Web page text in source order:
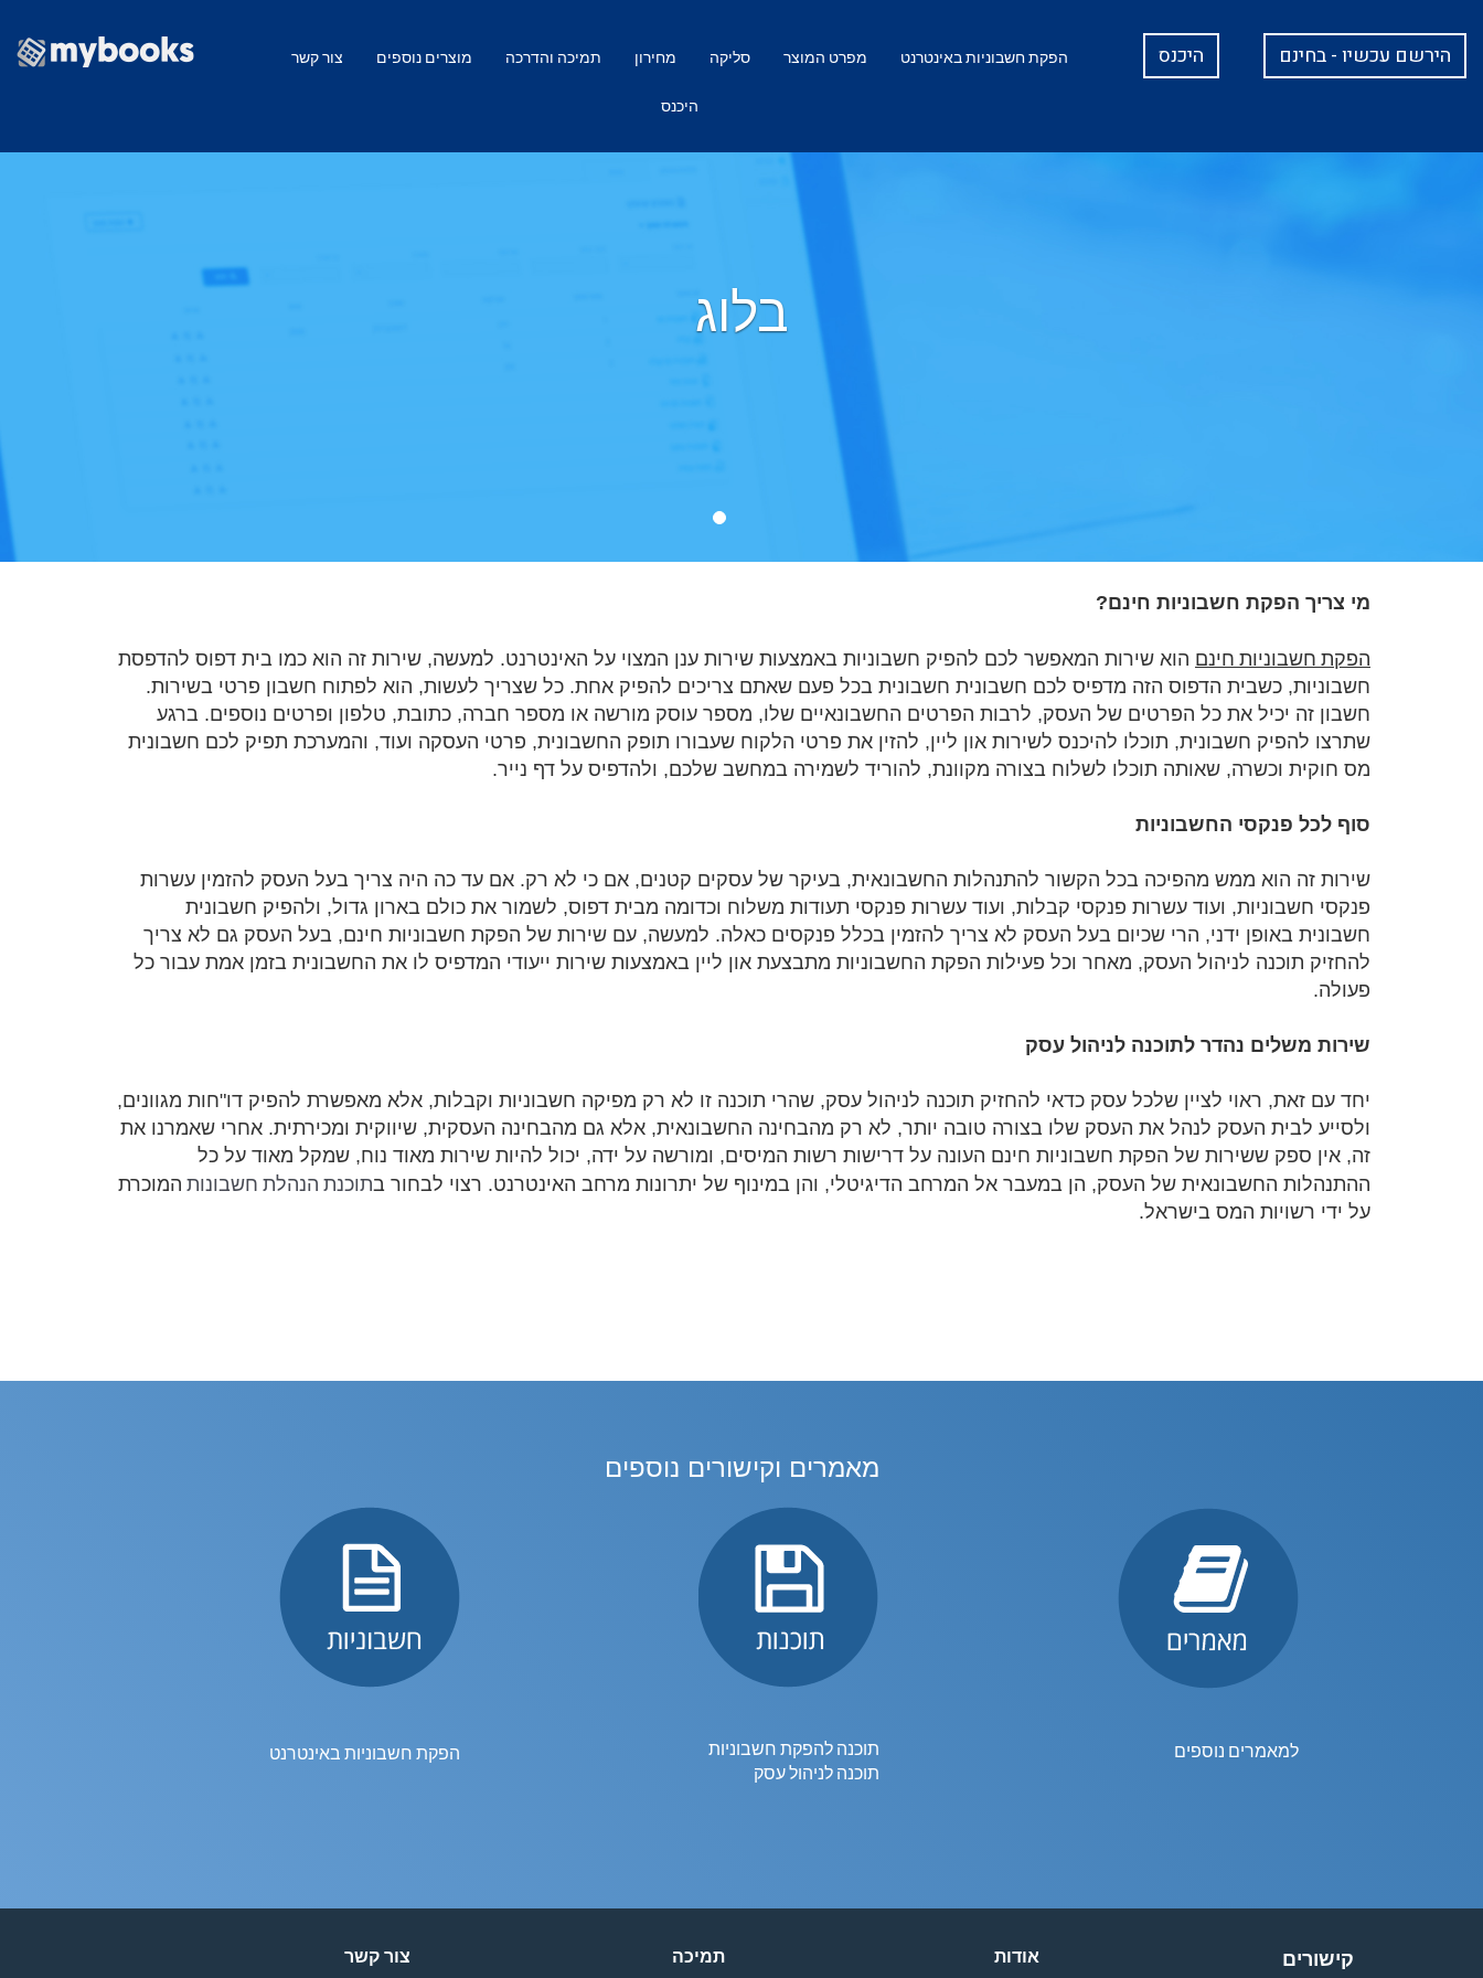
הירשם עכשיו - בחינם היכנס הפקת חשבוניות באינטרנט מפרט המוצר סליקה מחירון תמיכה והדרכה מוצרים נוספים צור קשר
היכנס
בלוג
מי צריך הפקת חשבוניות חינם?
הפקת חשבוניות חינם הוא שירות המאפשר לכם להפיק חשבוניות באמצעות שירות ענן המצוי על האינטרנט. למעשה, שירות זה הוא כמו בית דפוס להדפסת
חשבוניות, כשבית הדפוס הזה מדפיס לכם חשבונית חשבונית בכל פעם שאתם צריכים להפיק אחת. כל שצריך לעשות, הוא לפתוח חשבון פרטי בשירות.
חשבון זה יכיל את כל הפרטים של העסק, לרבות הפרטים החשבונאיים שלו, מספר עוסק מורשה או מספר חברה, כתובת, טלפון ופרטים נוספים. ברגע
שתרצו להפיק חשבונית, תוכלו להיכנס לשירות און ליין, להזין את פרטי הלקוח שעבורו תופק החשבונית, פרטי העסקה ועוד, והמערכת תפיק לכם חשבונית
מס חוקית וכשרה, שאותה תוכלו לשלוח בצורה מקוונת, להוריד לשמירה במחשב שלכם, ולהדפיס על דף נייר.
סוף לכל פנקסי החשבוניות
שירות זה הוא ממש מהפיכה בכל הקשור להתנהלות החשבונאית, בעיקר של עסקים קטנים, אם כי לא רק. אם עד כה היה צריך בעל העסק להזמין עשרות
פנקסי חשבוניות, ועוד עשרות פנקסי קבלות, ועוד עשרות פנקסי תעודות משלוח וכדומה מבית דפוס, לשמור את כולם בארון גדול, ולהפיק חשבונית
חשבונית באופן ידני, הרי שכיום בעל העסק לא צריך להזמין בכלל פנקסים כאלה. למעשה, עם שירות של הפקת חשבוניות חינם, בעל העסק גם לא צריך
להחזיק תוכנה לניהול העסק, מאחר וכל פעילות הפקת החשבוניות מתבצעת און ליין באמצעות שירות ייעודי המדפיס לו את החשבונית בזמן אמת עבור כל
פעולה.
שירות משלים נהדר לתוכנה לניהול עסק
יחד עם זאת, ראוי לציין שלכל עסק כדאי להחזיק תוכנה לניהול עסק, שהרי תוכנה זו לא רק מפיקה חשבוניות וקבלות, אלא מאפשרת להפיק דו"חות מגוונים,
ולסייע לבית העסק לנהל את העסק שלו בצורה טובה יותר, לא רק מהבחינה החשבונאית, אלא גם מהבחינה העסקית, שיווקית ומכירתית. אחרי שאמרנו את
זה, אין ספק ששירות של הפקת חשבוניות חינם העונה על דרישות רשות המיסים, ומורשה על ידה, יכול להיות שירות מאוד נוח, שמקל מאוד על כל
ההתנהלות החשבונאית של העסק, הן במעבר אל המרחב הדיגיטלי, והן במינוף של יתרונות מרחב האינטרנט. רצוי לבחור בתוכנת הנהלת חשבונות המוכרת
על ידי רשויות המס בישראל.
מאמרים וקישורים נוספים
למאמרים נוספים
תוכנה להפקת חשבוניות
תוכנה לניהול עסק
הפקת חשבוניות באינטרנט
קישורים אודות תמיכה צור קשר